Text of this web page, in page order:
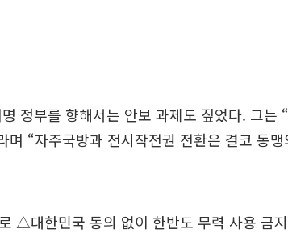
정부를 향해서는 안보 과제도 짚었다. 그는
며 “자주국방과 전시작전권 전환은 결코 동
△대한민국 동의 없이 한반도 무력 사용